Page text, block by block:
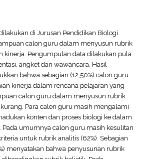
di Jurusan Pendidikan Biologi
calon guru dalam menyusun rubrik
kinerja. Pengumpulan data dilakukan pula
angket dan wawancara. Hasil
bahwa sebagian (12,50%) calon guru
kinerja dalam rencana pelajaran yang
calon guru dalam menyusun rubrik
Para calon guru masih mengalami
konten dan proses biologi ke dalam
Pada umumnya calon guru masih kesulitan
untuk rubrik analitis (62%). Sebagian
menyatakan bahwa penyusunan rubrik